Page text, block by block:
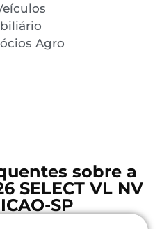
Agro
sobre a
SELECT VL NV
SP